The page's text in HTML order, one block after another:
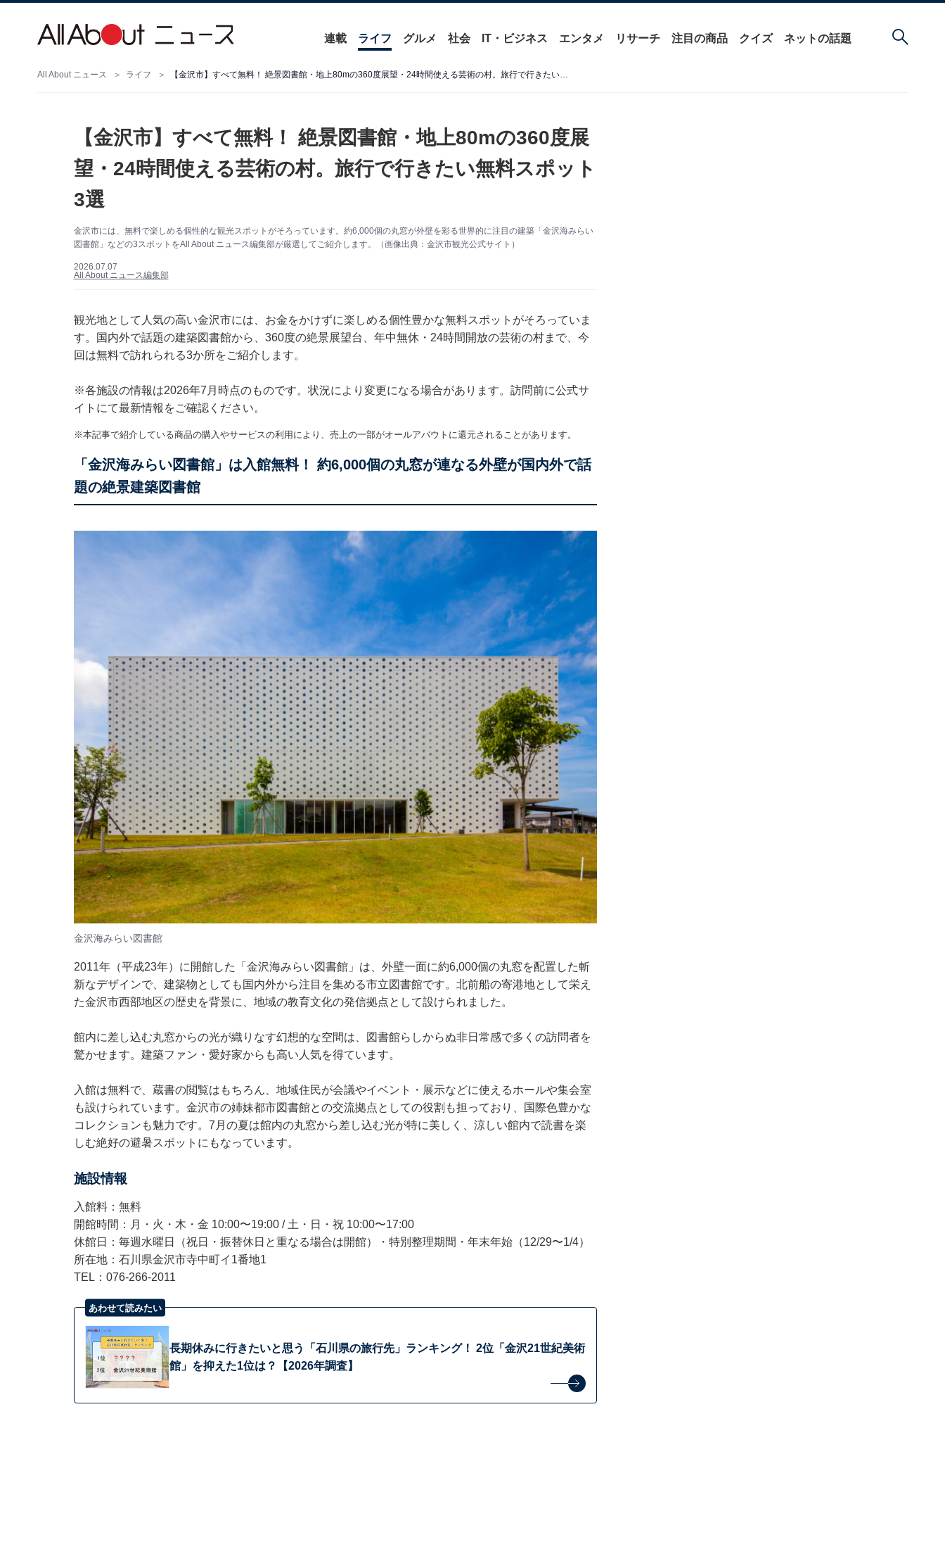
連載 ライフ グルメ 社会 IT・ビジネス エンタメ リサーチ 注目の商品 クイズ ネットの話題
All About ニュース ライフ 【金沢市】すべて無料！ 絶景図書館・地上80mの360度展望・24時間使える芸術の村。旅行で行きたい無料スポット3選
【金沢市】すべて無料！ 絶景図書館・地上80mの360度展
望・24時間使える芸術の村。旅行で行きたい無料スポット
3選
金沢市には、無料で楽しめる個性的な観光スポットがそろっています。約6,000個の丸窓が外壁を彩る世界的に注目の建築「金沢海みらい
図書館」などの3スポットをAll About ニュース編集部が厳選してご紹介します。（画像出典：金沢市観光公式サイト）
2026.07.07
All About ニュース編集部
観光地として人気の高い金沢市には、お金をかけずに楽しめる個性豊かな無料スポットがそろっていま
す。国内外で話題の建築図書館から、360度の絶景展望台、年中無休・24時間開放の芸術の村まで、今
回は無料で訪れられる3か所をご紹介します。
※各施設の情報は2026年7月時点のものです。状況により変更になる場合があります。訪問前に公式サ
イトにて最新情報をご確認ください。
※本記事で紹介している商品の購入やサービスの利用により、売上の一部がオールアバウトに還元されることがあります。
「金沢海みらい図書館」は入館無料！ 約6,000個の丸窓が連なる外壁が国内外で話
題の絶景建築図書館
金沢海みらい図書館
2011年（平成23年）に開館した「金沢海みらい図書館」は、外壁一面に約6,000個の丸窓を配置した斬
新なデザインで、建築物としても国内外から注目を集める市立図書館です。北前船の寄港地として栄え
た金沢市西部地区の歴史を背景に、地域の教育文化の発信拠点として設けられました。
館内に差し込む丸窓からの光が織りなす幻想的な空間は、図書館らしからぬ非日常感で多くの訪問者を
驚かせます。建築ファン・愛好家からも高い人気を得ています。
入館は無料で、蔵書の閲覧はもちろん、地域住民が会議やイベント・展示などに使えるホールや集会室
も設けられています。金沢市の姉妹都市図書館との交流拠点としての役割も担っており、国際色豊かな
コレクションも魅力です。7月の夏は館内の丸窓から差し込む光が特に美しく、涼しい館内で読書を楽
しむ絶好の避暑スポットにもなっています。
施設情報
入館料：無料
開館時間：月・火・木・金 10:00〜19:00 / 土・日・祝 10:00〜17:00
休館日：毎週水曜日（祝日・振替休日と重なる場合は開館）・特別整理期間・年末年始（12/29〜1/4）
所在地：石川県金沢市寺中町イ1番地1
TEL：076-266-2011
あわせて読みたい
長期休みに行きたいと思う「石川県の旅行先」ランキング！ 2位「金沢21世紀美術
館」を抑えた1位は？【2026年調査】